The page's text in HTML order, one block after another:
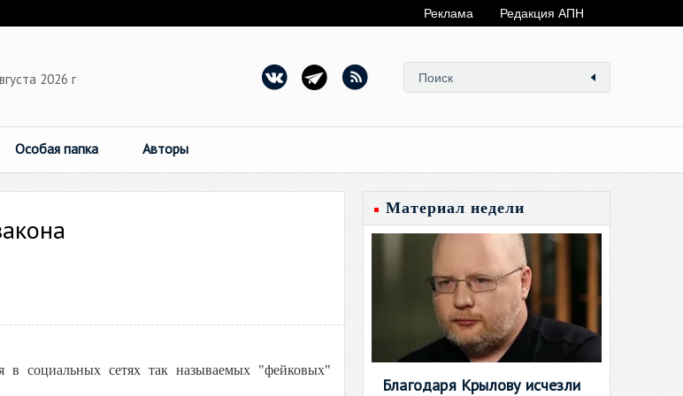
Реклама Редакция АПН
2026 г
Особая папка Авторы
в социальных сетях так называемых "фейковых"
Материал недели
Благодаря Крылову исчезли